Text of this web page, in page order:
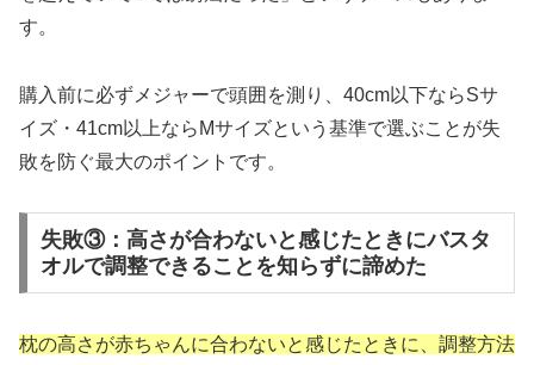
す。
購入前に必ずメジャーで頭囲を測り、40cm以下ならSサ
イズ・41cm以上ならMサイズという基準で選ぶことが失
敗を防ぐ最大のポイントです。
失敗③：高さが合わないと感じたときにバスタ
オルで調整できることを知らずに諦めた
枕の高さが赤ちゃんに合わないと感じたときに、調整方法